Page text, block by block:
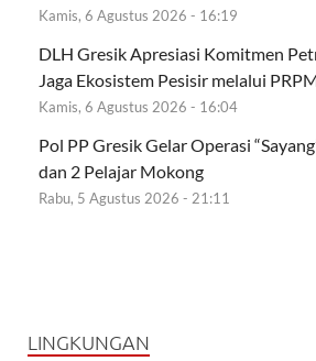
Kamis, 6 Agustus 2026 - 16:19
DLH Gresik Apresiasi Komitmen
Jaga Ekosistem Pesisir melalui
Kamis, 6 Agustus 2026 - 16:04
Pol PP Gresik Gelar Operasi
dan 2 Pelajar Mokong
Rabu, 5 Agustus 2026 - 21:11
LINGKUNGAN